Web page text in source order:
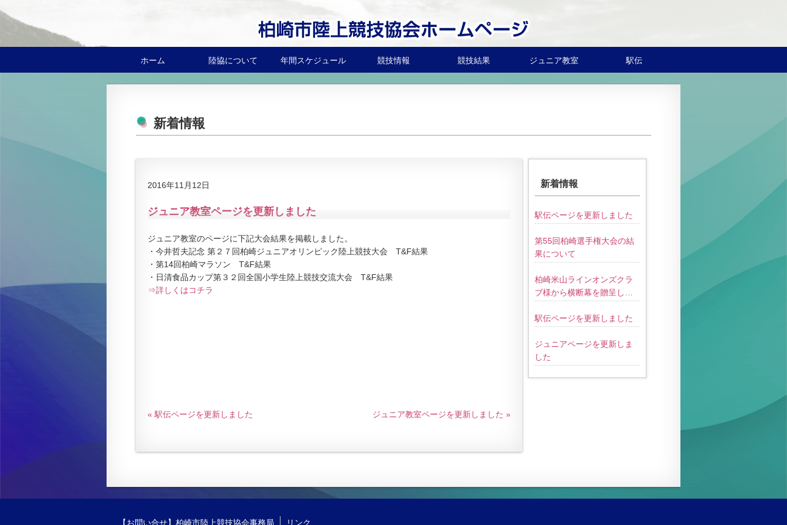
ホーム 陸協について 年間スケジュール 競技情報 競技結果 ジュニア教室 駅伝
新着情報
2016年11月12日
ジュニア教室ページを更新しました
ジュニア教室のページに下記大会結果を掲載しました。
・今井哲夫記念 第２７回柏崎ジュニアオリンピック陸上競技大会 T&F結果
・第14回柏崎マラソン T&F結果
・日清食品カップ第３２回全国小学生陸上競技交流大会 T&F結果
⇒詳しくはコチラ
« 駅伝ページを更新しました ジュニア教室ページを更新しました »
新着情報
駅伝ページを更新しました
第55回柏崎選手権大会の結
果について
柏崎米山ラインオンズクラ
ブ様から横断幕を贈呈して
駅伝ページを更新しました
ジュニアページを更新しま
した
【お問い合せ】柏崎市陸上競技協会事務局 リンク